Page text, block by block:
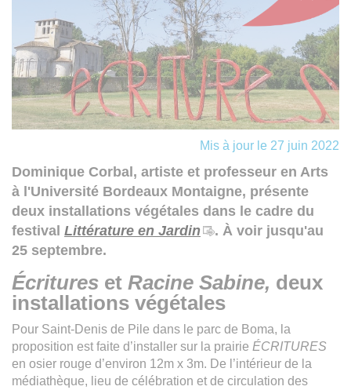
Mis à jour le 27 juin 2022
Dominique Corbal, artiste et professeur en Arts
à l'Université Bordeaux Montaigne, présente
deux installations végétales dans le cadre du
festival Littérature en Jardin
. À voir jusqu'au
25 septembre.
Écritures et Racine Sabine, deux
installations végétales
Pour Saint-Denis de Pile dans le parc de Boma, la
proposition est faite d’installer sur la prairie ÉCRITURES
en osier rouge d’environ 12m x 3m. De l’intérieur de la
médiathèque, lieu de célébration et de circulation des